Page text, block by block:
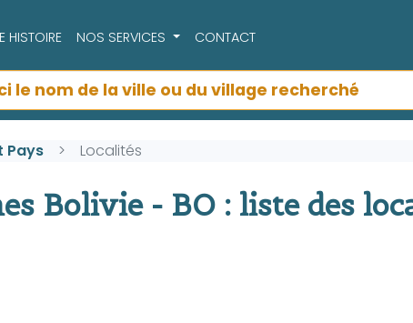
HISTOIRE NOS SERVICES CONTACT
Pays Localités
Bolivie - BO : liste des